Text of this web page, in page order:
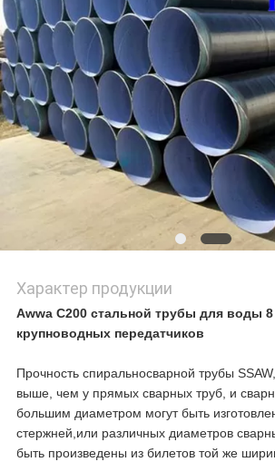
Характер продукции
Awwa C200 стальной трубы для воды
крупноводных передатчиков
Прочность спиральносварной трубы
выше, чем у прямых сварных труб, и
большим диаметром могут быть
стержней,или различных диаметров
быть произведены из билетов той же